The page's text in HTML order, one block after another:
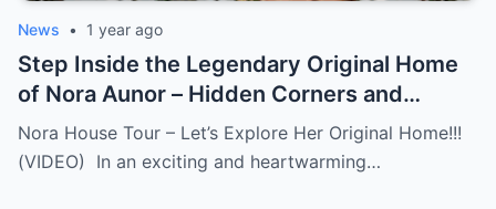
News • 1 year ago
Step Inside the Legendary Original Home
of Nora Aunor – Hidden Corners and
Untold Memories Finally Revealed!
(VIDEO)
Nora House Tour – Let’s Explore Her Original Home!!!
(VIDEO) In an exciting and heartwarming…